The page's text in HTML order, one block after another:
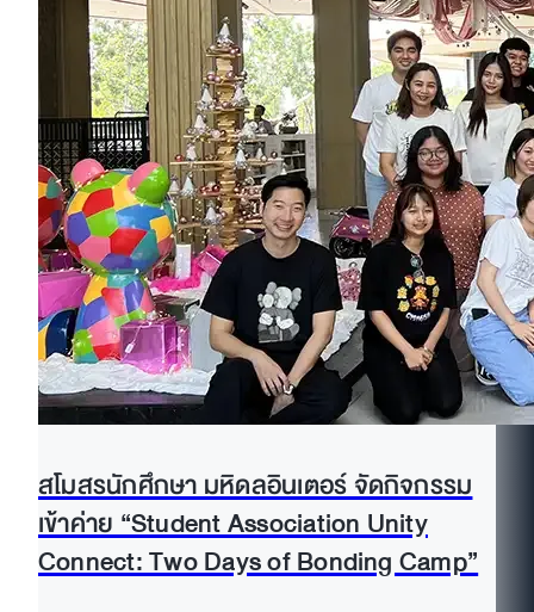
สโมสรนักศึกษา มหิดลอินเตอร์ จัดกิจกรรม
เข้าค่าย “Student Association Unity
Connect: Two Days of Bonding Camp”